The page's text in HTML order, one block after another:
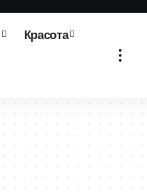
Красота